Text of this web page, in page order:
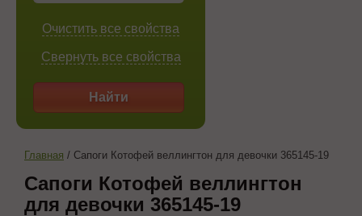
Очистить все свойства
Свернуть все свойства
Найти
Главная / Сапоги Котофей веллингтон для девочки 365145-19
Сапоги Котофей веллингтон
для девочки 365145-19